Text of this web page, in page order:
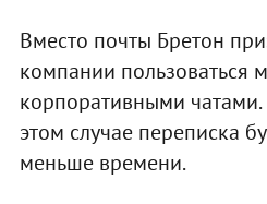
Вместо почты Бретон
компании пользоваться
корпоративными чатами.
этом случае переписка
меньше времени.